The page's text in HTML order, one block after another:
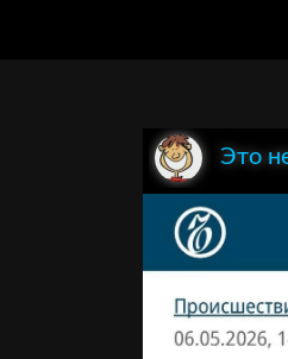
Это